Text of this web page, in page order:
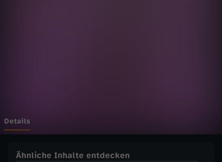
y
Details
Ähnliche Inhalte entdecken